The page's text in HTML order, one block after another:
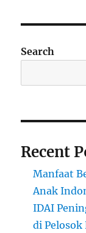
Search
Recent
Manfaat
Anak
IDAI
di Pelosok